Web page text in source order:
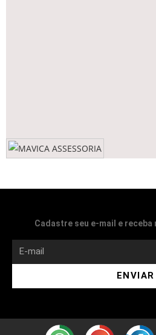
Cadastre seu e-mail e
ENVIAR